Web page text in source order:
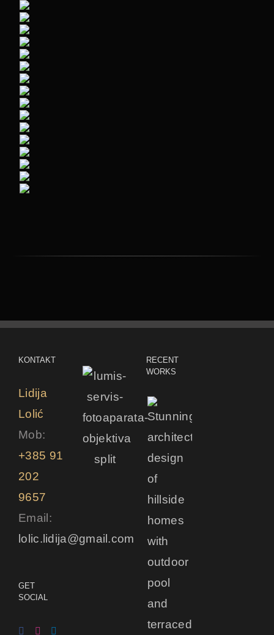
KONTAKT
Lidija
Lolić
Mob:
+385 91
202
9657
Email:
lolic.lidija@gmail.com
GET
SOCIAL
RECENT
WORKS